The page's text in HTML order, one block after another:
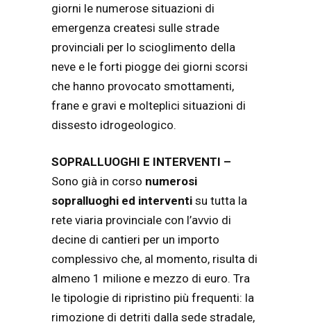
giorni le numerose situazioni di
emergenza createsi sulle strade
provinciali per lo scioglimento della
neve e le forti piogge dei giorni scorsi
che hanno provocato smottamenti,
frane e gravi e molteplici situazioni di
dissesto idrogeologico.
SOPRALLUOGHI E INTERVENTI –
Sono già in corso numerosi
sopralluoghi ed interventi su tutta la
rete viaria provinciale con l’avvio di
decine di cantieri per un importo
complessivo che, al momento, risulta di
almeno 1 milione e mezzo di euro. Tra
le tipologie di ripristino più frequenti: la
rimozione di detriti dalla sede stradale,